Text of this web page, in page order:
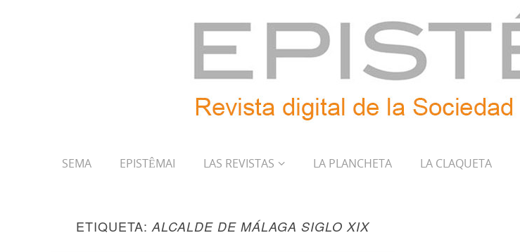
SEMA EPISTÊMAI LAS REVISTAS LA PLANCHETA LA CLAQUETA
ETIQUETA: ALCALDE DE MÁLAGA SIGLO XIX